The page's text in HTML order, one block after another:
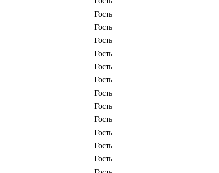
Гость
Гость
Гость
Гость
Гость
Гость
Гость
Гость
Гость
Гость
Гость
Гость